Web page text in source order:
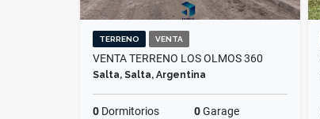
TERRENO VENTA
VENTA TERRENO LOS OLMOS 360
Salta, Salta, Argentina
0 Dormitorios 0Garage